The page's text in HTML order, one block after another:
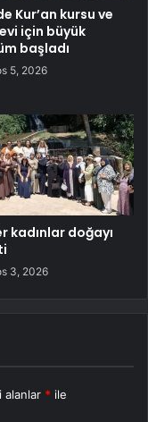
Kur’an kursu ve
için büyük
başladı
5, 2026
kadınlar doğayı
3, 2026
alanlar * ile